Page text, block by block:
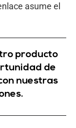
asume el
producto
de
nuestras